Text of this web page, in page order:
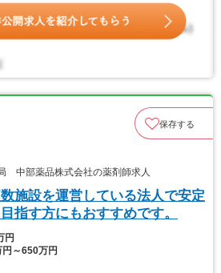
保存する
中部薬品株式会社の薬剤師求人
数施設を運営している法人で安定
指す方にもおすすめです。
円
円～650万円